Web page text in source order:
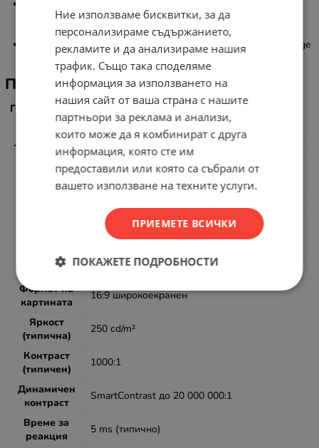
завъртане и pivot (завъртане на екрана в портретен
режим).
Енергоспестяващи функции– PowerSensor, SmartImage
и еко настройки за по-нисък разход на електроенергия.
Подробни технически спецификации
Производител
Philips
221P3L / 221P3LPYES (Brilliance P-line)
Тип дисплей
LCD монитор с W-LED подсветка
Размер на
екрана
21.5" / 54.6 cm (диагонал)
прибл. 476.6 mm (хор.) x 268.1 mm (верт.)
Резолюция
1920 x 1080 пиксела (Full HD) @ 60 Hz
Формат на
картината
16:9 широкоекранен
Яркост
(типична)
250 cd/m²
Контраст
(типичен)
1000:1
Динамичен
контраст
SmartContrast до 20 000 000:1
Време за
реакция
5 ms (типично)
Ние използваме бисквитки, за да
персонализираме съдържанието,
рекламите и да анализираме нашия
трафик. Също така споделяме
информация за използването на
нашия сайт от ваша страна с нашите
партньори за реклама и анализи,
които може да я комбинират с друга
информация, която сте им
предоставили или която са събрали от
вашето използване на техните услуги.
ПРИЕМЕТЕ ВСИЧКИ
ПОКАЖЕТЕ ПОДРОБНОСТИ